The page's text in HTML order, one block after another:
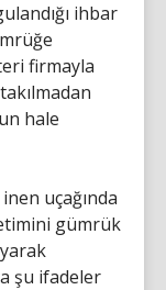
ihbar
firmayla
hale
uçağında
gümrük
şu ifadeler